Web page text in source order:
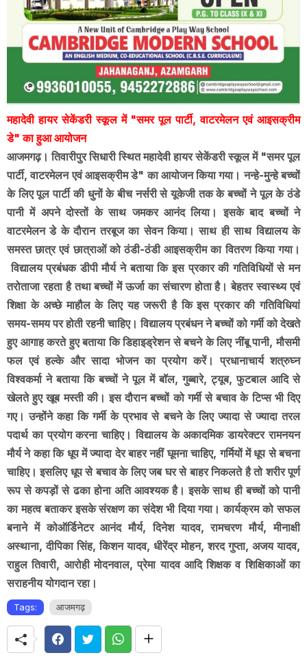
महादेवी हायर सेकेंडरी स्कूल में "समर पूल पार्टी, वाटरमेलन एवं आइसक्रीम
डे" का हुआ आयोजन
आजमगढ़। तिवारीपुर सिधारी स्थित महादेवी हायर सेकेंडरी स्कूल में "समर पूल
पार्टी, वाटरमेलन एवं आइसक्रीम डे" का आयोजन किया गया। नन्हे-मुन्हे बच्चों
के लिए पूल पार्टी की धुनों के बीच नर्सरी से यूकेजी तक के बच्चों ने पूल के ठंडे
पानी में अपने दोस्तों के साथ जमकर आनंद लिया। इसके बाद बच्चों ने
वाटरमेलन डे के दौरान तरबूज का सेवन किया। साथ ही साथ विद्यालय के
समस्त छात्र एवं छात्राओं को ठंडी-ठंडी आइसक्रीम का वितरण किया गया।
विद्यालय प्रबंधक डीपी मौर्य ने बताया कि इस प्रकार की गतिविधियों से मन
तरोताजा रहता है तथा बच्चों में ऊर्जा का संचारण होता है। बेहतर स्वास्थ्य एवं
शिक्षा के अच्छे माहौल के लिए यह जरूरी है कि इस प्रकार की गतिविधियां
समय-समय पर होती रहनी चाहिए। विद्यालय प्रबंधन ने बच्चों को गर्मी को देखते
हुए आगाह करते हुए बताया कि डिहाइड्रेशन से बचने के लिए नींबू पानी, मौसमी
फल एवं हल्के और सादा भोजन का प्रयोग करें। प्रधानाचार्य शत्रुघ्न
विश्वकर्मा ने बताया कि बच्चों ने पूल में बॉल, गुब्बारे, ट्यूब, फुटबाल आदि से
खेलते हुए खूब मस्ती की। इस दौरान बच्चों को गर्मी से बचाव के टिप्स भी दिए
गए। उन्होंने कहा कि गर्मी के प्रभाव से बचने के लिए ज्यादा से ज्यादा तरल
पदार्थ का प्रयोग करना चाहिए। विद्यालय के अकादमिक डायरेक्टर रामनयन
मौर्य ने कहा कि धूप में ज्यादा देर बाहर नहीं घूमना चाहिए, गर्मियों में धूप से बचना
चाहिए। इसलिए धूप से बचाव के लिए जब घर से बाहर निकलते है तो शरीर पूर्ण
रूप से कपड़ों से ढका होना अति आवश्यक है। इसके साथ ही बच्चों को पानी
का महत्व बताकर इसके संरक्षण का संदेश भी दिया गया। कार्यक्रम को सफल
बनाने मेंकोऑर्डिनेटर आनंद मौर्य, दिनेश यादव, रामचरण मौर्य, मीनाक्षी
अस्थाना, दीपिका सिंह, किशन यादव, धीरेंद्र मोहन, शरद गुप्ता, अजय यादव,
राहुल तिवारी, आरोही मोदनवाल, प्रेमा यादव आदि शिक्षक व शिक्षिकाओं का
सराहनीय योगदान रहा।
Tags: आजमगढ़